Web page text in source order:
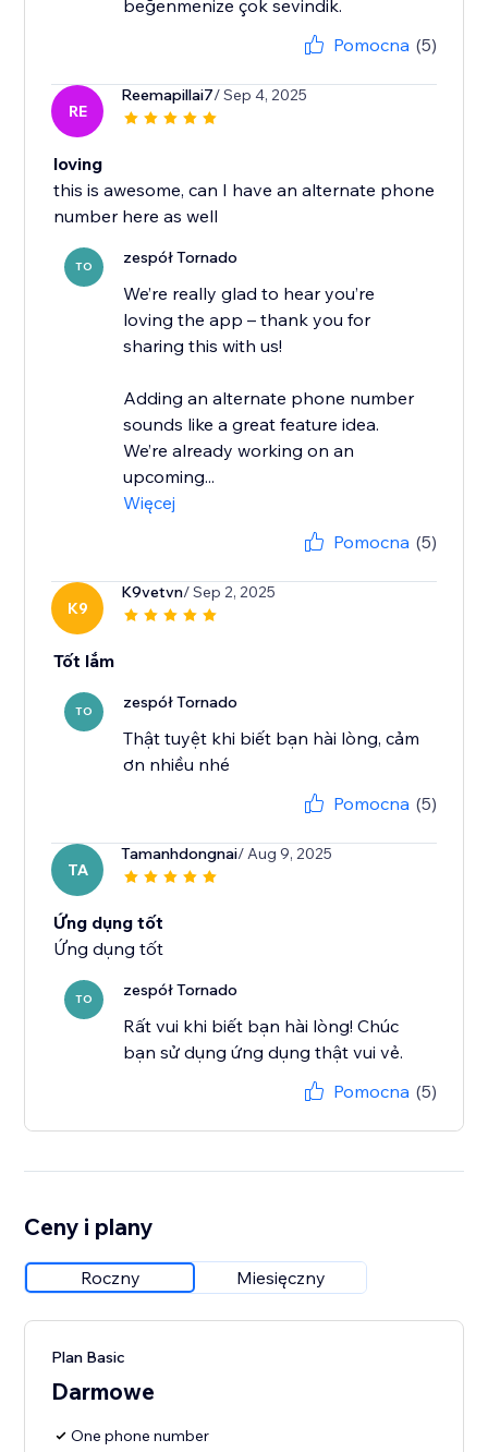
beğenmenize çok sevindik.
Pomocna (5)
RE
Reemapillai7/ Sep 4, 2025
loving
this is awesome, can I have an alternate phone
number here as well
TO zespół Tornado
We’re really glad to hear you’re
loving the app – thank you for
sharing this with us!
Adding an alternate phone number
sounds like a great feature idea.
We’re already working on an
upcoming...
Więcej
Pomocna (5)
K9
K9vetvn/ Sep 2, 2025
Tốt lắm
TO zespół Tornado
Thật tuyệt khi biết bạn hài lòng, cảm
ơn nhiều nhé
Pomocna (5)
TA
Tamanhdongnai/ Aug 9, 2025
Ứng dụng tốt
Ứng dụng tốt
TO zespół Tornado
Rất vui khi biết bạn hài lòng! Chúc
bạn sử dụng ứng dụng thật vui vẻ.
Pomocna (5)
Ceny i plany
Roczny Miesięczny
Plan Basic
Darmowe
One phone number